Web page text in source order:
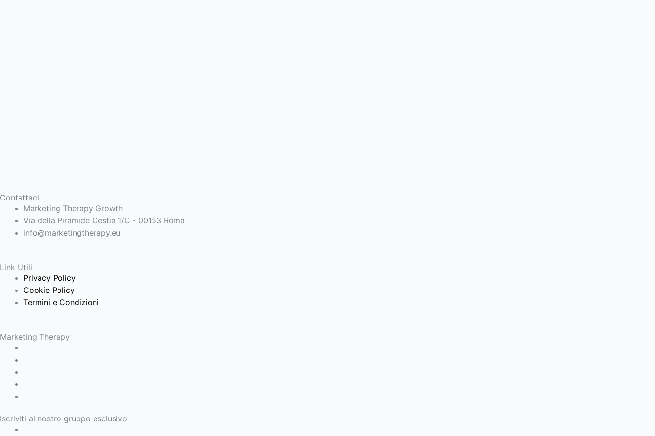
Contattaci
Marketing Therapy Growth
Via della Piramide Cestia 1/C - 00153 Roma
info@marketingtherapy.eu
Link Utili
Privacy Policy
Cookie Policy
Termini e Condizioni
Marketing Therapy
Iscriviti al nostro gruppo esclusivo